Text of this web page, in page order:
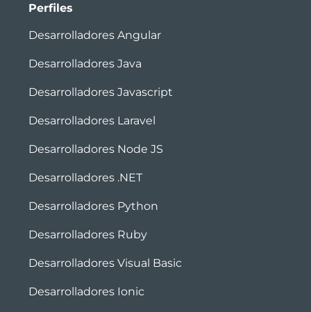
Perfiles
Desarrolladores Angular
Desarrolladores Java
Desarrolladores Javascript
Desarrolladores Laravel
Desarrolladores Node JS
Desarrolladores .NET
Desarrolladores Python
Desarrolladores Ruby
Desarrolladores Visual Basic
Desarrolladores Ionic